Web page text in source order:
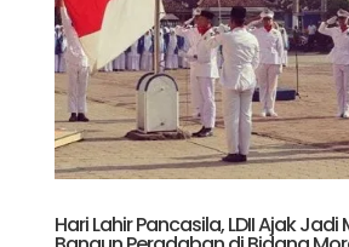
Hari Lahir Pancasila, LDII Ajak